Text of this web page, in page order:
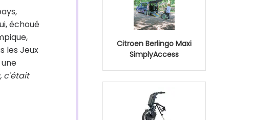
échoué
les Jeux
c'était
Citroen Berlingo Maxi
SimplyAccess